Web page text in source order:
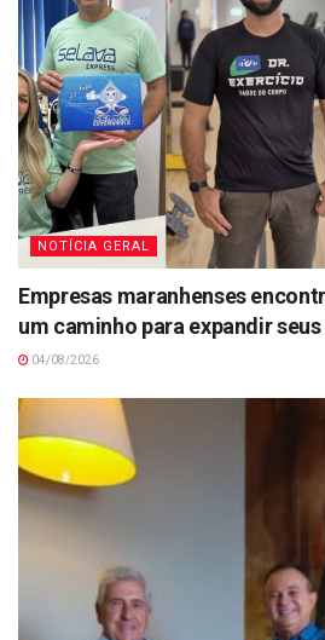
NOTÍCIA GERAL
Empresas maranhenses
um caminho para expandir
04/08/2026